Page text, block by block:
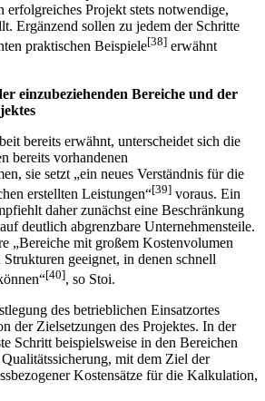
erfolgreiches Projekt stets not­wendige,
Ergänzend sollen zu jedem der Schritte
praktischen Beispiele[38] erwähnt
einzubeziehenden Bereiche und der
bereits erwähnt, unterscheidet sich die
bereits vorhandenen
sie setzt „ein neues Verständnis für die
erstellten Leistungen“[39] voraus. Ein
daher zunächst eine Beschränkung
deutlich abgrenzbare Unternehmensteile.
„Bereiche mit großem Kostenvolumen
geeignet, in denen schnell
[40], so Stoi.
des betrieblichen Einsatzortes
der Zielsetzungen des Projektes. In der
Schritt beispielsweise in den Bereichen
mit dem Ziel der
Kostensätze für die Kalkulation,